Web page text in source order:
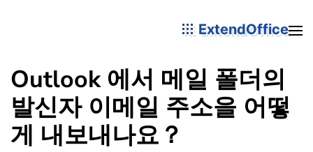
ExtendOffice
Outlook 에서 메일 폴더의
발신자 이메일 주소을 어떻
게 내보내나요？